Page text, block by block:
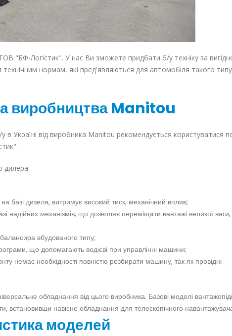
"БФ-Логістик". У нас Ви зможете придбати б/у техніку за
технічним нормам, які пред'являються для автомобіля такого
виробництва Manitou
в Україні від виробника Manitou рекомендується користуватися
дилера:
базі дизеля, витримує високий тиск, механічний вплив;
надійних механізмів, що дозволяє переміщати вантажі великої
вбудованого типу;
що допомагають водієві при управлінні машини;
немає необхідності повністю розбирати машину, так як провідні
обладнання від цього виробника. Базові моделі
встановивши навісне обладнання для телескопічного
моделей